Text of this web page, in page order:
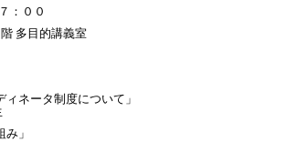
：００
多目的講義室
ネータ制度について」
」